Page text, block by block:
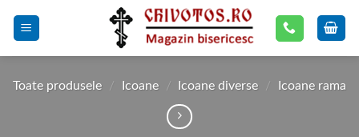
Toate produsele / Icoane / Icoane diverse / Icoane rama